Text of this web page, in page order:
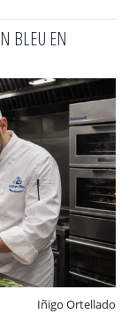
BLEU EN
Iñigo Ortellado